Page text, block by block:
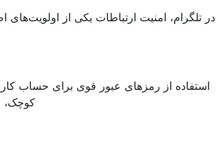
در تلگرام، امنیت ارتباطات یکی از
استفاده از رمزهای عبور قوی برای حساب
کوچک،